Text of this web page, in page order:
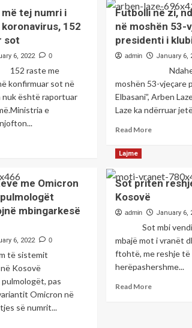
Flasin
nga
Qeveria,
tregojnë
nëse
konfiskohet
pasuria
tej numri i
152
sot
6, 2022 0
me
konfirmuar sot në
nuk është raportuar
e
Futbolli në zi,
në moshën 53-
presidenti i
admin January 6,
Ndahet
moshën 53-vjeçare
Elbasani”, Arben
Laze ka ndërruar
Read MoreRead
në
zi,
nga
në
moshën
53-
vjeçare
i
me Omicron
mbingarkesë
6, 2022 0
të sistemit
Kosovë
pas
Omicron në
së numrit...
Lajme
Sot priten
Kosovë
admin January 6,
Sot mbi
mbajë mot i vranët
ftohtë, me reshje të
herëpashershme...
Read MoreRead